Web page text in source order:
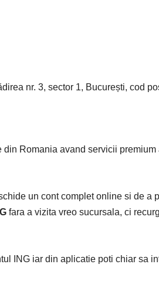
nr. 3, sector 1, București, cod
Romania avand servicii premium
un cont complet online si de a
fara a vizita vreo sucursala, ci
ING iar din aplicatie poti chiar sa